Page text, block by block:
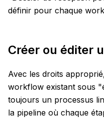
définir pour chaque
Créer ou éditer
Avec les droits
workflow existant sous
toujours un processus
la pipeline où chaque